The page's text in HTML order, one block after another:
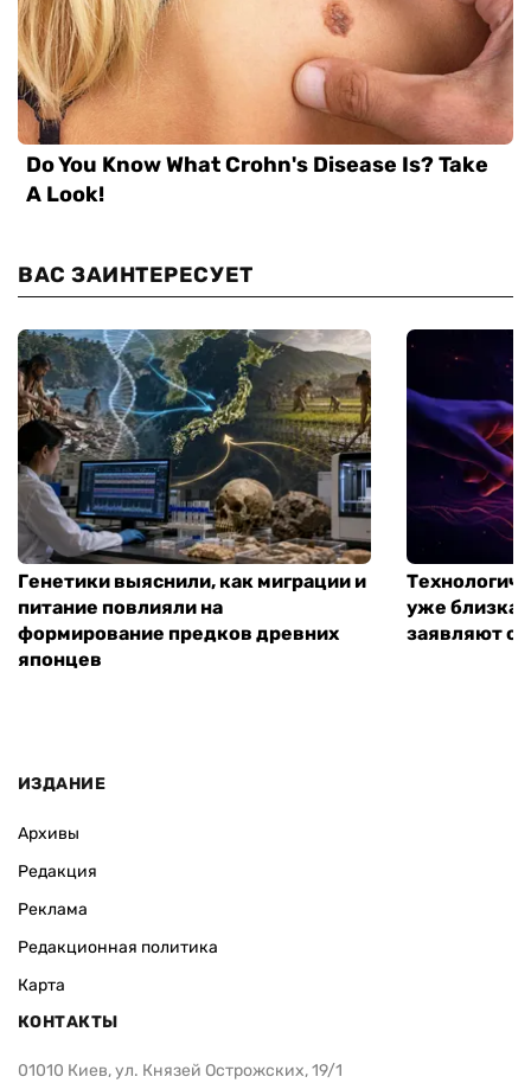
ВАС ЗАИНТЕРЕСУЕТ
Генетики выяснили, как миграции и
питание повлияли на
формирование предков древних
японцев
уже близка:
заявляют о
ИЗДАНИЕ
Архивы
Редакция
Реклама
Редакционная политика
Карта
КОНТАКТЫ
01010 Киев, ул. Князей Острожских, 19/1